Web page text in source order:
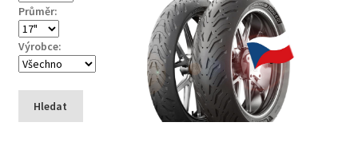
Průměr:
Výrobce:
Hledat